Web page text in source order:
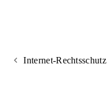
Internet-Rechtsschutz